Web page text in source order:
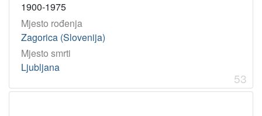
1900-1975
Mjesto rođenja
Zagorica (Slovenija)
Mjesto smrti
Ljubljana
53